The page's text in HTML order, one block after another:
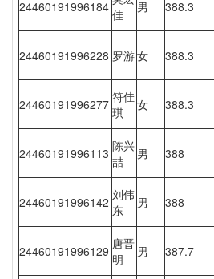
24460191996184 佳
男 388.3
24460191996228 罗游女 388.3
24460191996277 符佳
琪
女 388.3
24460191996113 陈兴
喆
男 388
24460191996142 刘伟
东
男 388
24460191996129 唐晋
明
男 387.7